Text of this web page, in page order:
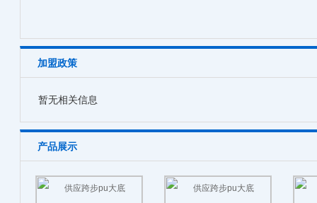
加盟政策
暂无相关信息
产品展示